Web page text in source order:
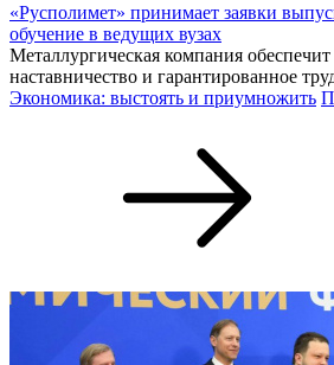
«Русполимет» принимает заявки
обучение в ведущих вузах
Металлургическая компания
наставничество и гарантированное
Экономика: выстоять и приумножить